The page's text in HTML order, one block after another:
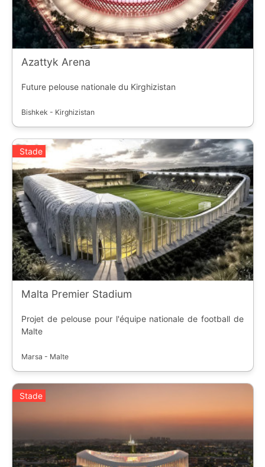
Azattyk Arena
Future pelouse nationale du Kirghizistan
Bishkek - Kirghizistan
Stade
Malta Premier Stadium
Projet de pelouse pour l'équipe nationale de football de
Malte
Marsa - Malte
Stade